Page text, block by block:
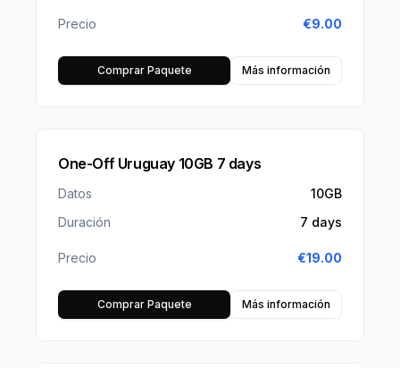
Precio €9.00
Comprar Paquete Más información
One-Off Uruguay 10GB 7 days
Datos
10GB
Duración
7 days
Precio €19.00
Comprar Paquete Más información